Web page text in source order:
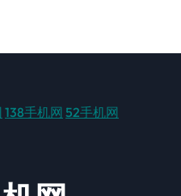
138手机网 52手机网